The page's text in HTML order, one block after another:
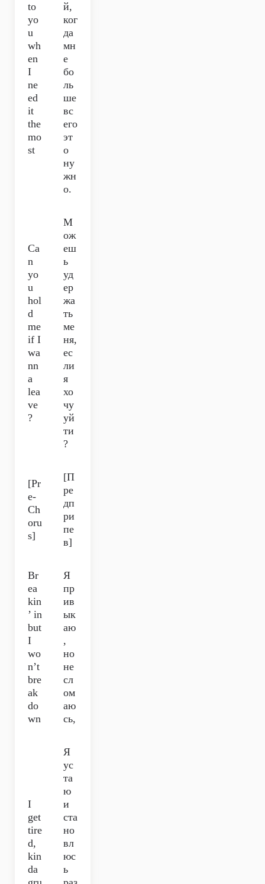
to
yo
u
wh
en
I
ne
ed
it
the
mo
st
й,
ког
да
мн
е
бо
ль
ше
вс
его
эт
о
ну
жн
о.
Ca
n
yo
u
hol
d
me
if I
wa
nn
a
lea
ve
?
М
ож
еш
ь
уд
ер
жа
ть
ме
ня,
ес
ли
я
хо
чу
уй
ти
?
[Pr
e-
Ch
oru
s]
[П
ре
дп
ри
пе
в]
Br
ea
kin
’ in
but
I
wo
n’t
bre
ak
do
wn
Я
пр
ив
ык
аю
,
но
не
сл
ом
аю
сь,
I
get
tire
d,
kin
da
Я
ус
та
ю
и
ста
но
вл
юс
ь